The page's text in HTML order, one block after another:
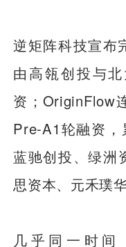
逆矩阵科技宣布
由高瓴创投与
资；OriginFlow
Pre-A1轮融资，
蓝驰创投、绿洲
思资本、元禾璞
几乎同一时间